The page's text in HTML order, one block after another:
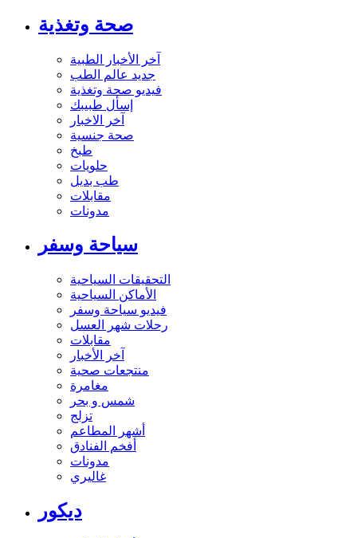
صحة وتغذية
آخر الأخبار الطبية
جديد عالم الطب
فيديو صحة وتغذية
إسأل طبيبك
آخر الاخبار
صحة جنسية
طبخ
حلويات
طب بديل
مقابلات
مدونات
سياحة وسفر
التحقيقات السياحية
الأماكن السياحية
فيديو سياحة وسفر
رحلات شهر العسل
مقابلات
آخر الأخبار
منتجعات صحية
مغامرة
شمس و بحر
تزلج
أشهر المطاعم
أفخم الفنادق
مدونات
غاليري
ديكور